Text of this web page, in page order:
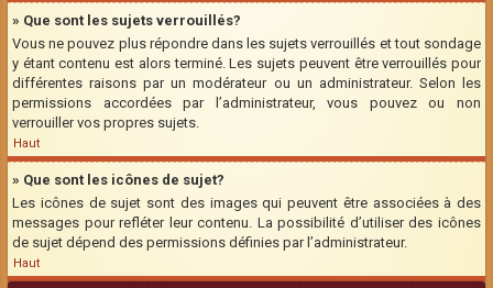
» Que sont les sujets verrouillés?
Vous ne pouvez plus répondre dans les sujets verrouillés et tout sondage
y étant contenu est alors terminé. Les sujets peuvent être verrouillés pour
différentes raisons par un modérateur ou un administrateur. Selon les
permissions accordées par l’administrateur, vous pouvez ou non
verrouiller vos propres sujets.
Haut
» Que sont les icônes de sujet?
Les icônes de sujet sont des images qui peuvent être associées à des
messages pour refléter leur contenu. La possibilité d’utiliser des icônes
de sujet dépend des permissions définies par l’administrateur.
Haut